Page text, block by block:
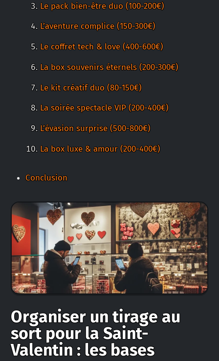
Le pack bien-être duo (100-200€)
L’aventure complice (150-300€)
Le coffret tech & love (400-600€)
La box souvenirs éternels (200-300€)
Le kit créatif duo (80-150€)
La soirée spectacle VIP (200-400€)
L’évasion surprise (500-800€)
La box luxe & amour (200-400€)
Conclusion
Organiser un tirage au
sort pour la Saint-
Valentin : les bases